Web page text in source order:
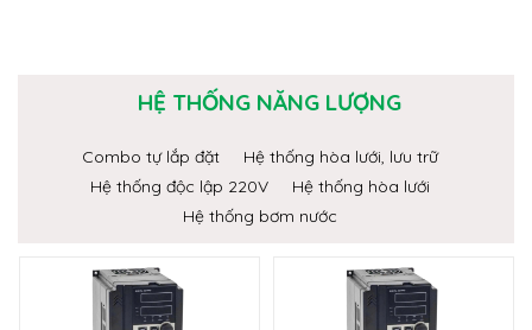
HỆ THỐNG NĂNG LƯỢNG
Combo tự lắp đặt
Hệ thống hòa lưới, lưu trữ
Hệ thống độc lập 220V
Hệ thống hòa lưới
Hệ thống bơm nước